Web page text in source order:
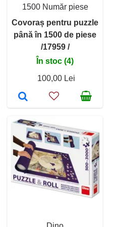
1500 Număr piese
Covoraș pentru puzzle
până în 1500 de piese
/17959 /
În stoc (4)
100,00 Lei